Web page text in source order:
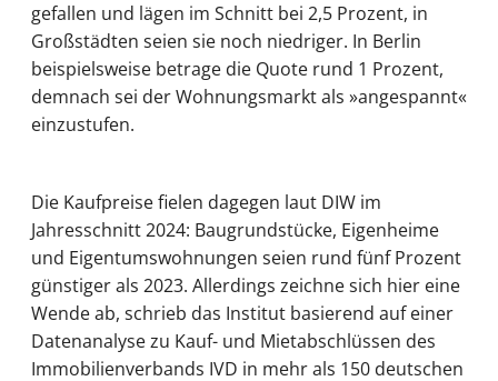
gefallen und lägen im Schnitt bei 2,5 Prozent, in
Großstädten seien sie noch niedriger. In Berlin
beispielsweise betrage die Quote rund 1 Prozent,
demnach sei der Wohnungsmarkt als »angespannt«
einzustufen.
Die Kaufpreise fielen dagegen laut DIW im
Jahresschnitt 2024: Baugrundstücke, Eigenheime
und Eigentumswohnungen seien rund fünf Prozent
günstiger als 2023. Allerdings zeichne sich hier eine
Wende ab, schrieb das Institut basierend auf einer
Datenanalyse zu Kauf- und Mietabschlüssen des
Immobilienverbands IVD in mehr als 150 deutschen